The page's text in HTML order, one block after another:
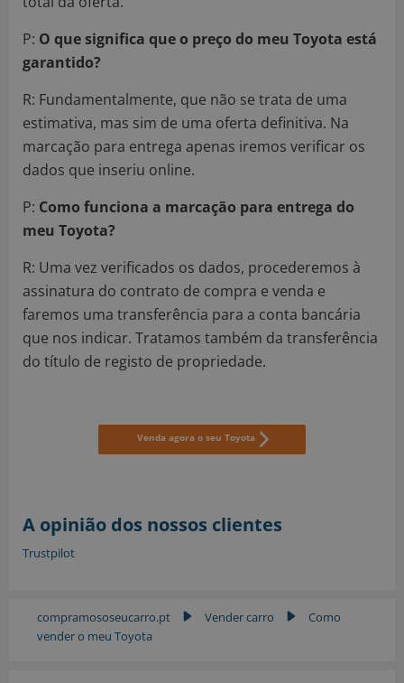
P: O que significa que o preço do meu Toyota está
garantido?
R: Fundamentalmente, que não se trata de uma
estimativa, mas sim de uma oferta definitiva. Na
marcação para entrega apenas iremos verificar os
dados que inseriu online.
P: Como funciona a marcação para entrega do
meu Toyota?
R: Uma vez verificados os dados, procederemos à
assinatura do contrato de compra e venda e
faremos uma transferência para a conta bancária
que nos indicar. Tratamos também da transferência
do título de registo de propriedade.
Venda agora o seu Toyota
A opinião dos nossos clientes
Trustpilot
compramososeucarro.pt Vender carro
Como
vender o meu Toyota